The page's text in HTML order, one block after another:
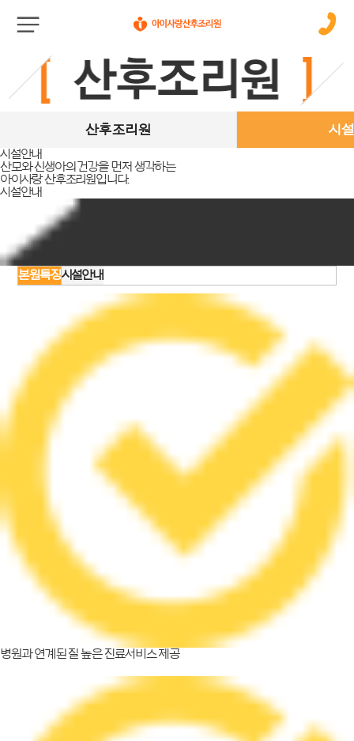
산후조리원 시
시설안내
산모와 신생아의 건강을 먼저 생각하는
아이사랑 산후조리원입니다.
시설안내
본원특징시설안내
병원과 연계된 질 높은 진료서비스 제공